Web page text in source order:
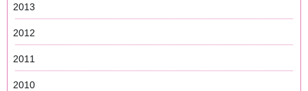
2013
2012
2011
2010